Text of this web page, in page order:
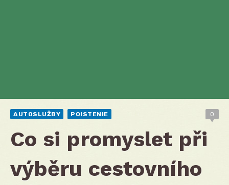
AUTOSLUŽBY POISTENIE 0
Co si promyslet při
výběru cestovního